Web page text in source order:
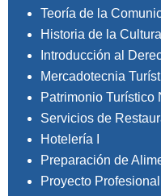
Teoría de la
Historia de la
Introducción al
Mercadotecnia
Patrimonio Turístico
Servicios de
Hotelería I
Preparación de
Proyecto Profesional I